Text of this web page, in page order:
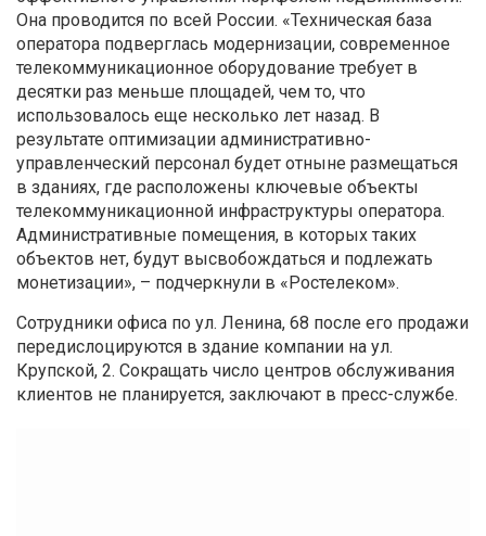
Она проводится по всей России. «Техническая база
оператора подверглась модернизации, современное
телекоммуникационное оборудование требует в
десятки раз меньше площадей, чем то, что
использовалось еще несколько лет назад. В
результате оптимизации административно-
управленческий персонал будет отныне размещаться
в зданиях, где расположены ключевые объекты
телекоммуникационной инфраструктуры оператора.
Административные помещения, в которых таких
объектов нет, будут высвобождаться и подлежать
монетизации», – подчеркнули в «Ростелеком».
Сотрудники офиса по ул. Ленина, 68 после его продажи
передислоцируются в здание компании на ул.
Крупской, 2. Сокращать число центров обслуживания
клиентов не планируется, заключают в пресс-службе.